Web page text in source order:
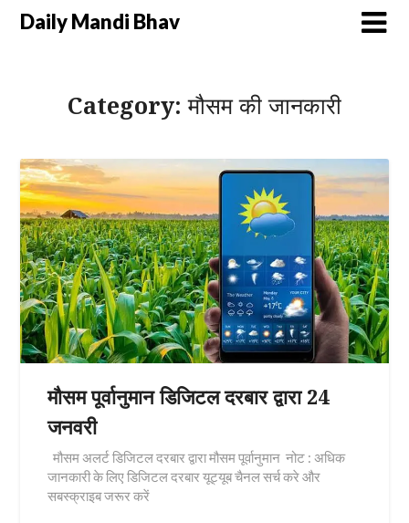
Daily Mandi Bhav
Category:मौसम की जानकारी
मौसम पूर्वानुमान डिजिटल दरबार द्वारा 24
जनवरी
मौसम अलर्ट डिजिटल दरबार द्वारा मौसम पूर्वानुमान नोट : अधिक
जानकारी के लिए डिजिटल दरबार यूट्यूब चैनल सर्च करे और
सबस्क्राइब जरूर करें